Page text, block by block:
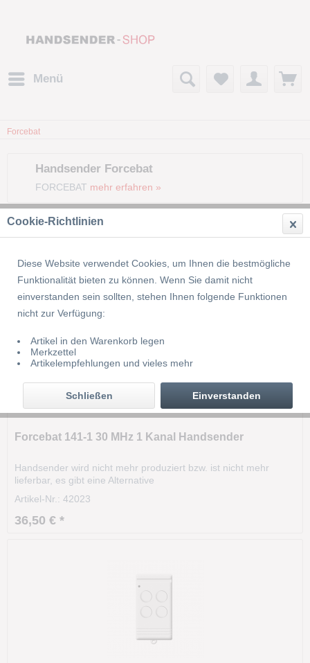
Menü
Forcebat
Handsender Forcebat
FORCEBAT mehr erfahren »
Filtern
Forcebat 141-1 30 MHz 1 Kanal Handsender
Handsender wird nicht mehr produziert bzw. ist nicht mehr
lieferbar, es gibt eine Alternative
Artikel-Nr.: 42023
36,50 € *
Cookie-Richtlinien
Diese Website verwendet Cookies, um Ihnen die bestmögliche
Funktionalität bieten zu können. Wenn Sie damit nicht
einverstanden sein sollten, stehen Ihnen folgende Funktionen
nicht zur Verfügung:
Artikel in den Warenkorb legen
Merkzettel
Artikelempfehlungen und vieles mehr
Einverstanden
Schließen